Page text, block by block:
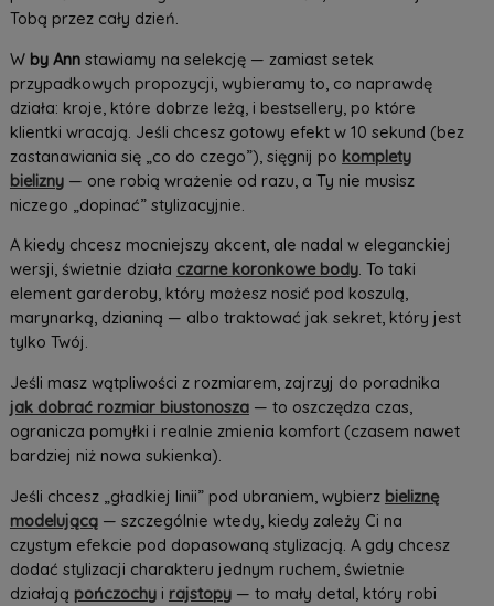
Tobą przez cały dzień.
W by Annstawiamy na selekcję — zamiast setek
przypadkowych propozycji, wybieramy to, co naprawdę
działa: kroje, które dobrze leżą, i bestsellery, po które
klientki wracają. Jeśli chcesz gotowy efekt w 10 sekund (bez
zastanawiania się „co do czego”), sięgnij po komplety
bielizny— one robią wrażenie od razu, a Ty nie musisz
niczego „dopinać” stylizacyjnie.
A kiedy chcesz mocniejszy akcent, ale nadal w eleganckiej
wersji, świetnie działa czarne koronkowe body. To taki
element garderoby, który możesz nosić pod koszulą,
marynarką, dzianiną — albo traktować jak sekret, który jest
tylko Twój.
Jeśli masz wątpliwości z rozmiarem, zajrzyj do poradnika
jak dobrać rozmiar biustonosza— to oszczędza czas,
ogranicza pomyłki i realnie zmienia komfort (czasem nawet
bardziej niż nowa sukienka).
Jeśli chcesz „gładkiej linii” pod ubraniem, wybierz bieliznę
modelującą— szczególnie wtedy, kiedy zależy Ci na
czystym efekcie pod dopasowaną stylizacją. A gdy chcesz
dodać stylizacji charakteru jednym ruchem, świetnie
działają pończochyi rajstopy— to mały detal, który robi